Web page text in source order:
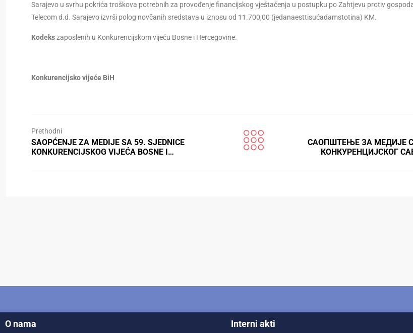
Sarajevo u svrhu pokrića troškova potrebnih za provođenje financijskog vještačenja u postupku po Zahtjevu protiv
Telecom d.d. Sarajevo izvrši polog novčanih sredstava u iznosu od 11.700,00 (jedanaesttisućadamstotina) KM.
Kodekszaposlenih u Konkurencijskom vijeću Bosne i Hercegovine.
Konkurencijsko vijeće BiH
Prethodni
SAOPĆENJE ZA MEDIJE SA 59. SJEDNICE
KONKURENCIJSKOG VIJEĆA BOSNE I…
САОПШТЕЊЕ ЗА МЕДИЈЕ
КОНКУРЕНЦИЈСКОГ
O nama Interni akti